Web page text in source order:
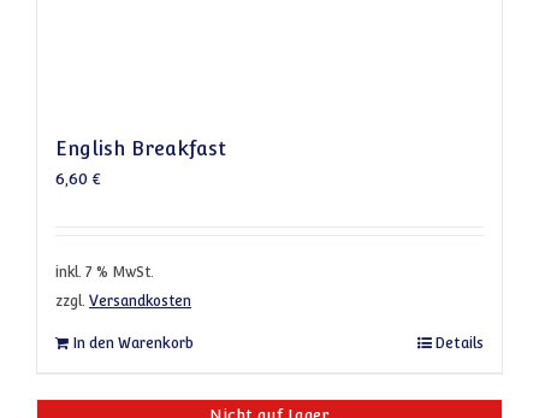
English Breakfast
6,60 €
inkl. 7 % MwSt.
zzgl. Versandkosten
In den Warenkorb Details